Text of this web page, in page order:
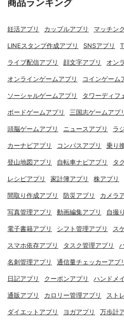
妊活アプリ カップルアプリ マッチン
LINEスタンプ作成アプリ SNSアプリ
ライブ配信アプリ 顔文字アプリ オン
オンラインゲームアプリ コインゲーム
ソーシャルゲームアプリ タワーディフ
ボードゲームアプリ 三国志ゲームアプ
頭脳ゲームアプリ ニュースアプリ ラ
カーナビアプリ コンパスアプリ 乗り
登山地図アプリ 自転車ナビアプリ タ
レシピアプリ 家計簿アプリ 株アプリ
間取り作成アプリ 防災アプリ カメラ
写真管理アプリ 動画編集アプリ 自撮
電子書籍アプリ シフト管理アプリ ス
スマホ依存アプリ タスク管理アプリ
名刺管理アプリ 通信量チェッカーアプ
日記アプリ クーポンアプリ ハンドメ
通販アプリ カロリー管理アプリ スト
ダイエットアプリ ヨガアプリ 万歩計